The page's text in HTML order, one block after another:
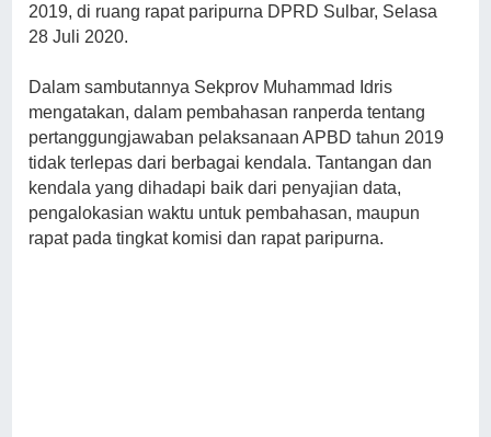
2019, di ruang rapat paripurna DPRD Sulbar, Selasa
28 Juli 2020.
Dalam sambutannya Sekprov Muhammad Idris
mengatakan, dalam pembahasan ranperda tentang
pertanggungjawaban pelaksanaan APBD tahun 2019
tidak terlepas dari berbagai kendala. Tantangan dan
kendala yang dihadapi baik dari penyajian data,
pengalokasian waktu untuk pembahasan, maupun
rapat pada tingkat komisi dan rapat paripurna.